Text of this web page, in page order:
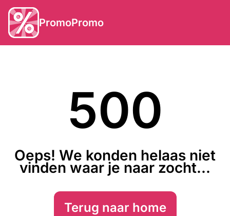
PromoPromo
500
Oeps! We konden helaas niet
vinden waar je naar zocht...
Terug naar home